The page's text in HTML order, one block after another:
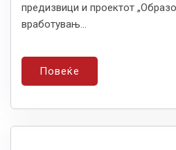
предизвици и проектот
вработувањ...
Повеќе